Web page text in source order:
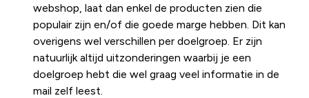
webshop, laat dan enkel de producten zien die
populair zijn en/of die goede marge hebben. Dit kan
overigens wel verschillen per doelgroep. Er zijn
natuurlijk altijd uitzonderingen waarbij je een
doelgroep hebt die wel graag veel informatie in de
mail zelf leest.